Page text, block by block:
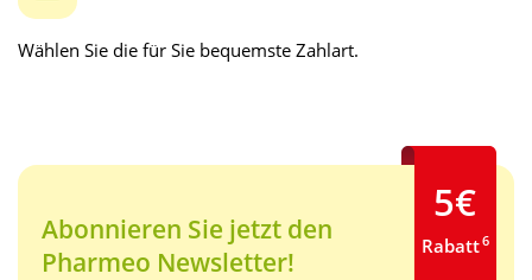
Wählen Sie die für Sie bequemste Zahlart.
Abonnieren Sie jetzt den
Pharmeo Newsletter!
5€
Rabatt6